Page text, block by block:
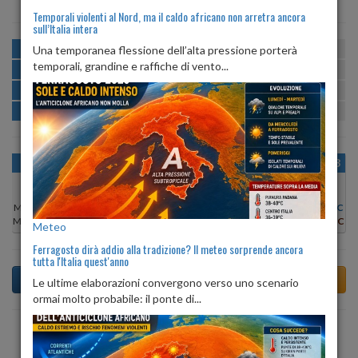
MATTINA min:23º max:32º U:
POMERIGGIO min:32º max:33º
SERA min:25º max:33º U:64% 75%
NOTTE min: 23º max:25º U:73%
OGGI
Min:
30°C
Max:32°C
SAB 08
Min:
Max:32°C
DOM 09
Min:31°C
Max:32°C
LUN 10
Min:
31°C
Max:32°C
MAR 11
Max:33°C
MER 12
Min:32°C
Max:33°C
GIO 13
32°C
Max:33°C
Previsioni del Tempo a Acate tra 5 giorni
Temporali violenti al Nord, ma il caldo africano non arretra ancora
sull’Italia intera
Una temporanea flessione dell’alta pressione porterà
temporali, grandine e raffiche di vento...
Meteo
Ferragosto dirà addio alla tradizione? Il meteo sorprende ancora
tutta l'Italia quest'anno
Le ultime elaborazioni convergono verso uno scenario
ormai molto probabile: il ponte di...